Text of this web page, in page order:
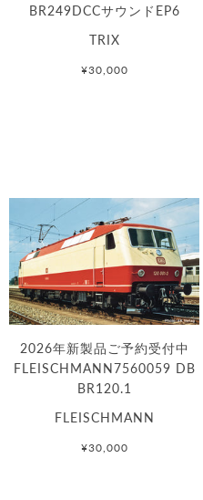
BR249DCCサウンドEP6
TRIX
¥30,000
2026年新製品ご予約受付中
FLEISCHMANN7560059 DB
BR120.1
FLEISCHMANN
¥30,000